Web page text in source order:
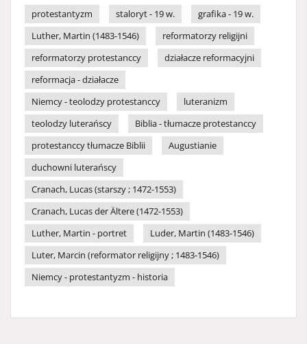
protestantyzm
staloryt - 19 w.
grafika - 19 w.
Luther, Martin (1483-1546)
reformatorzy religijni
reformatorzy protestanccy
działacze reformacyjni
reformacja - działacze
Niemcy - teolodzy protestanccy
luteranizm
teolodzy luterańscy
Biblia - tłumacze protestanccy
protestanccy tłumacze Biblii
Augustianie
duchowni luterańscy
Cranach, Lucas (starszy ; 1472-1553)
Cranach, Lucas der Ältere (1472-1553)
Luther, Martin - portret
Luder, Martin (1483-1546)
Luter, Marcin (reformator religijny ; 1483-1546)
Niemcy - protestantyzm - historia